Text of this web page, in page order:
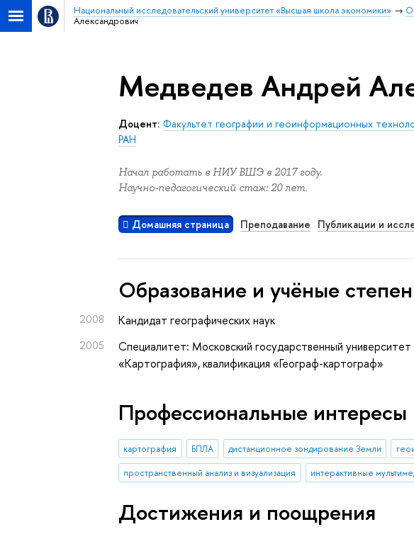
Национальный исследовательский университет «Высшая школа экономики» О
Александрович
Медведев Андрей
Доцент: Факультет географии и геоинформационных
РАН
Начал работать в НИУ ВШЭ в 2017 году.
Научно-педагогический стаж: 20 лет.
Домашняя страница Преподавание Публикации и
Oбразование и учёные
2008 Кандидат географических наук
2005
Специалитет: Московский государственный
«Картография», квалификация «Географ-картограф»
Профессиональные интересы
картография БПЛА дистанционное зондирование Земли
пространственный анализ и визуализация
интерактивные
Достижения и поощрения